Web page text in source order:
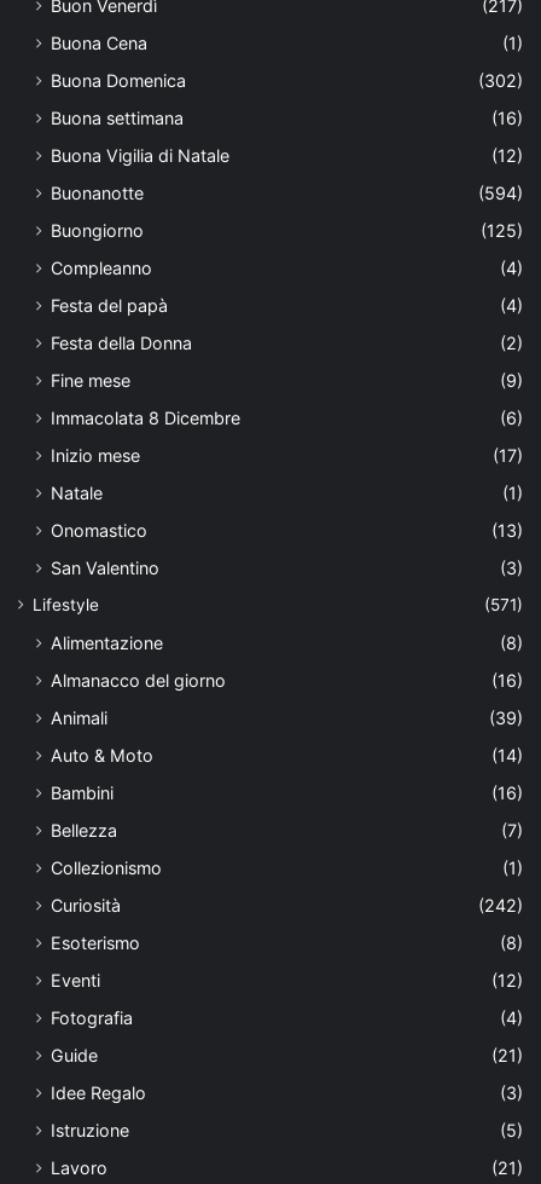
Buon Venerdì
(217)
Buona Cena
(1)
Buona Domenica
(302)
Buona settimana
(16)
Buona Vigilia di Natale
(12)
Buonanotte
(594)
Buongiorno
(125)
Compleanno
(4)
Festa del papà
(4)
Festa della Donna
(2)
Fine mese
(9)
Immacolata 8 Dicembre
(6)
Inizio mese
(17)
Natale
(1)
Onomastico
(13)
San Valentino
(3)
Lifestyle (571)
Alimentazione
(8)
Almanacco del giorno
(16)
Animali
(39)
Auto & Moto
(14)
Bambini
(16)
Bellezza
(7)
Collezionismo
(1)
Curiosità
(242)
Esoterismo
(8)
Eventi
(12)
Fotografia
(4)
Guide
(21)
Idee Regalo
(3)
Istruzione
(5)
Lavoro
(21)